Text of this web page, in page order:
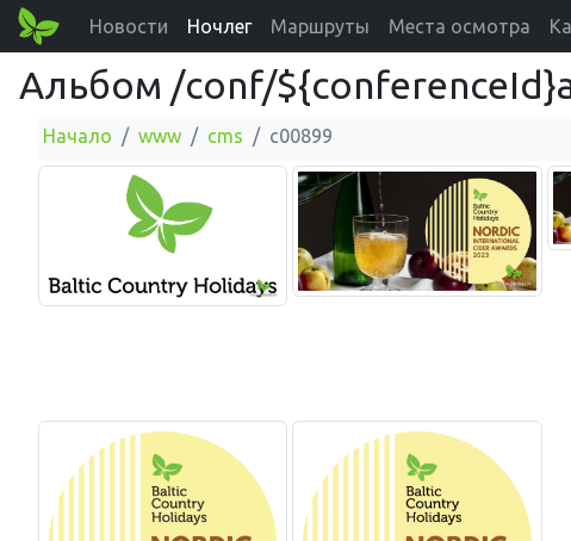
Новости Ночлег Маршруты Места осмотра
Альбом /conf/
Начало www cms c00899